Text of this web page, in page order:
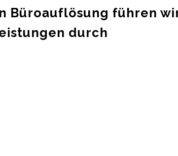
Büroauflösung führen
durch